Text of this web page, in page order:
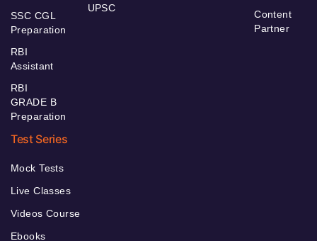
SSC CGL
Preparation
RBI
Assistant
RBI
GRADE B
Preparation
UPSC
Content
Partner
Test Series
Mock Tests
Live Classes
Videos Course
Ebooks